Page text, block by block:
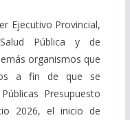
Ejecutivo Provincial,
Pública y de
organismos que
a fin de que se
Presupuesto
2026, el inicio de